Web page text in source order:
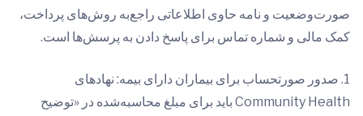
صورت‌وضعیت و نامه حاوی اطلاعاتی راجع‌به روش‌های پرداخت،
کمک مالی و شماره تماس برای پاسخ دادن به پرسش‌ها است.
1. صدور صورتحساب برای بیماران دارای بیمه: نهادهای
Community Health باید برای مبلغ محاسبه‌شده در «توضیح